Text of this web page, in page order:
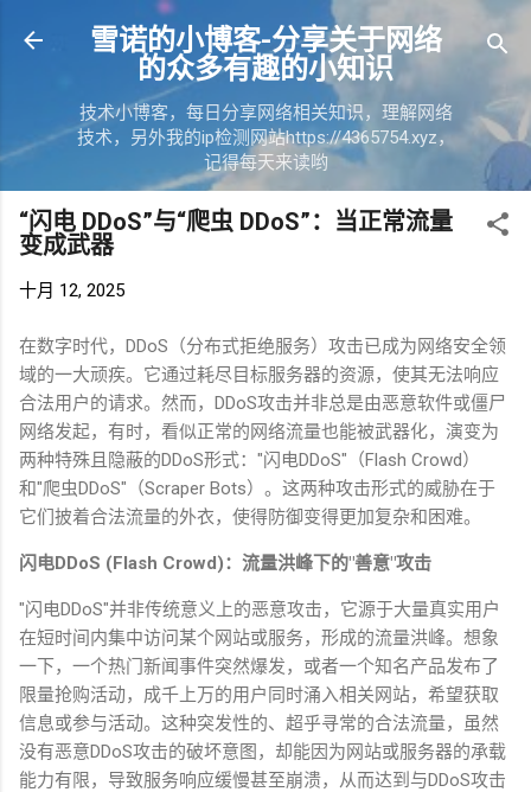
跳至主要内容
雪诺的小博客-分享关于网络
的众多有趣的小知识
技术小博客，每日分享网络相关知识，理解网络
技术，另外我的ip检测网站https://4365754.xyz，
记得每天来读哟
“闪电 DDoS”与“爬虫 DDoS”：当正常流量
变成武器
十月 12, 2025
在数字时代， DDoS （分布式拒绝服务）攻击已成为网络安全领
域的一大顽疾。它通过耗尽目标服务器的资源，使其无法响应
合法用户的请求。然而， DDoS攻击并非总是由恶意软件或僵尸
网络发起，有时，看似正常的网络流量也能被武器化，演变为
两种特殊且隐蔽的DDoS形式： "闪电DDoS" （Flash Crowd）
和"爬虫DDoS" （Scraper Bots）。这两种攻击形式的威胁在于
它们披着合法流量的外衣，使得防御变得更加复杂和困难。
闪电DDoS (Flash Crowd)：流量洪峰下的"善意"攻击
"闪电DDoS"并非传统意义上的恶意攻击，它源于大量真实用户
在短时间内集中访问某个网站或服务，形成的流量洪峰。想象
一下，一个热门新闻事件突然爆发，或者一个知名产品发布了
限量抢购活动，成千上万的用户同时涌入相关网站，希望获取
信息或参与活动。这种突发性的、超乎寻常的合法流量，虽然
没有恶意DDoS攻击的破坏意图，却能因为网站或服务器的承载
能力有限，导致服务响应缓慢甚至崩溃，从而达到与DDoS攻击